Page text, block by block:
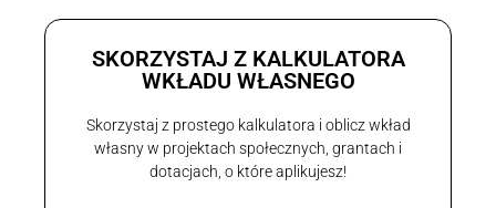
SKORZYSTAJ Z KALKULATORA
WKŁADU WŁASNEGO
Skorzystaj z prostego kalkulatora i oblicz wkład
własny w projektach społecznych, grantach i
dotacjach, o które aplikujesz!